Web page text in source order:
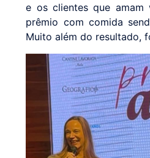
e os clientes que
prêmio com comida
Muito além do resultado,